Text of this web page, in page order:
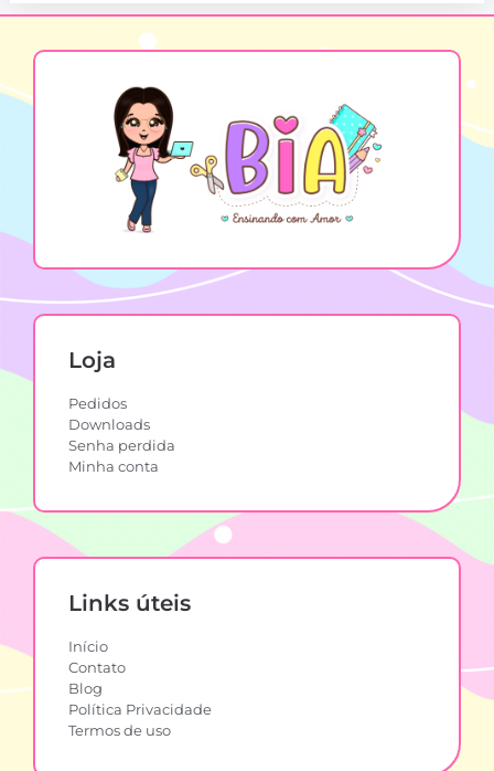
Loja
Pedidos
Downloads
Senha perdida
Minha conta
Links úteis
Início
Contato
Blog
Política Privacidade
Termos de uso